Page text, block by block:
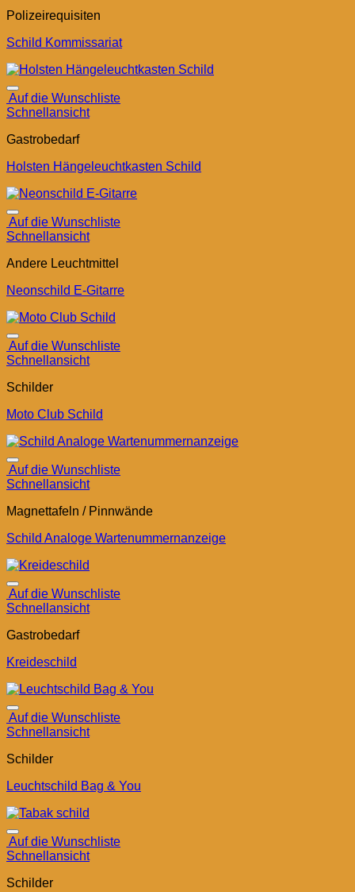
Polizeirequisiten
Schild Kommissariat
Auf die Wunschliste
Schnellansicht
Gastrobedarf
Holsten Hängeleuchtkasten Schild
Auf die Wunschliste
Schnellansicht
Andere Leuchtmittel
Neonschild E-Gitarre
Auf die Wunschliste
Schnellansicht
Schilder
Moto Club Schild
Auf die Wunschliste
Schnellansicht
Magnettafeln / Pinnwände
Schild Analoge Wartenummernanzeige
Auf die Wunschliste
Schnellansicht
Gastrobedarf
Kreideschild
Auf die Wunschliste
Schnellansicht
Schilder
Leuchtschild Bag & You
Auf die Wunschliste
Schnellansicht
Schilder